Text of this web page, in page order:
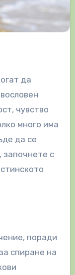
да
чувство
много има
да се
започнете с
поради
спиране на